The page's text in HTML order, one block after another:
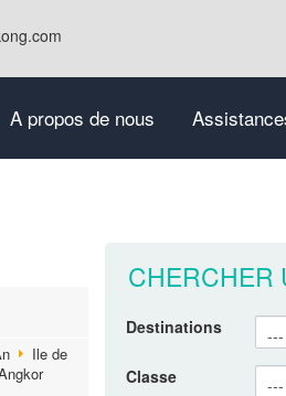
A propos de nous
Ile de
CHERCHER
Destinations
Classe